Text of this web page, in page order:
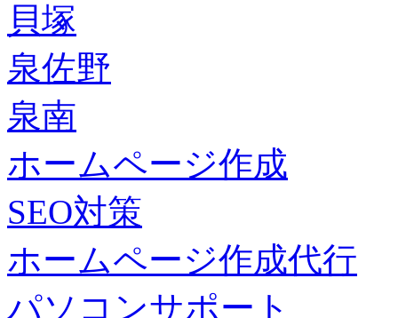
貝塚
泉佐野
泉南
ホームページ作成
SEO対策
ホームページ作成代行
パソコンサポート